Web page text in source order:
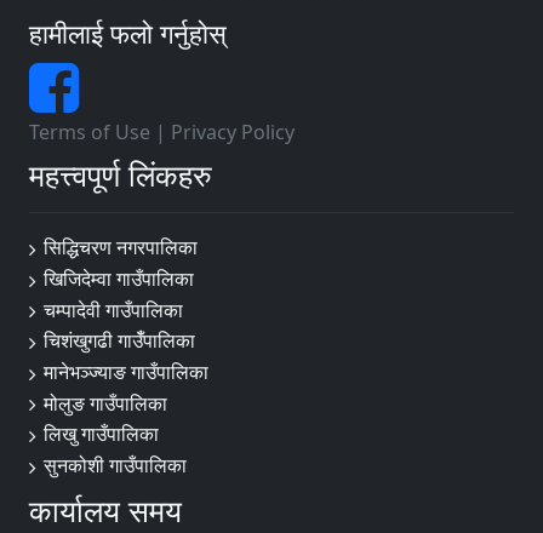
हामीलाई फलो गर्नुहोस्
Terms of Use | Privacy Policy
महत्त्वपूर्ण लिंकहरु
सिद्धिचरण नगरपालिका
खिजिदेम्वा गाउँपालिका
चम्पादेवी गाउँपालिका
चिशंखुगढी गाउँँपालिका
मानेभञ्‍ज्याङ गाउँपालिका
मोलुङ गाउँपालिका
लिखु गाउँपालिका
सुनकोशी गाउँपालिका
कार्यालय समय